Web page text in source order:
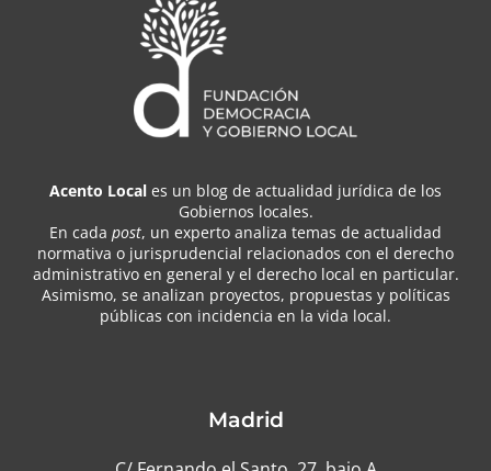
Acento Local es un blog de actualidad jurídica de los
Gobiernos locales.
En cada post, un experto analiza temas de actualidad
normativa o jurisprudencial relacionados con el derecho
administrativo en general y el derecho local en particular.
Asimismo, se analizan proyectos, propuestas y políticas
públicas con incidencia en la vida local.
Madrid